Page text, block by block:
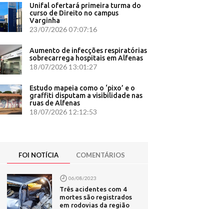
Brasil
ter
volte
PR;
Unifal ofertará primeira turma do
curso de Direito no campus
Varginha
23/07/2026 07:07:16
Aumento de infecções respiratórias
sobrecarrega hospitais em Alfenas
18/07/2026 13:01:27
Estudo mapeia como o ‘pixo’ e o
graffiti disputam a visibilidade nas
ruas de Alfenas
18/07/2026 12:12:53
FOI NOTÍCIA COMENTÁRIOS
06/08/2023
Três acidentes com 4
mortes são registrados
em rodovias da região